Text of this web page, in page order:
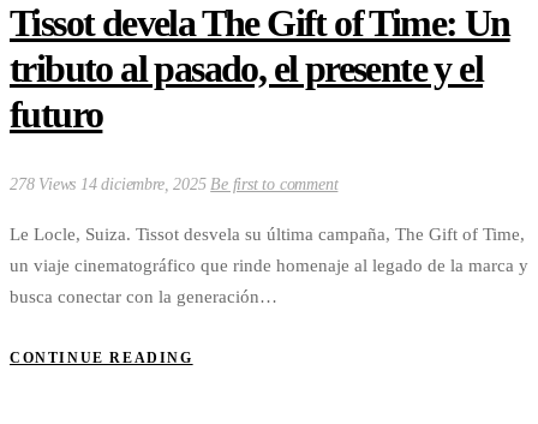
Tissot devela The Gift of Time: Un
tributo al pasado, el presente y el
futuro
278 Views 14 diciembre, 2025 Be first to comment
Le Locle, Suiza. Tissot desvela su última campaña, The Gift of Time,
un viaje cinematográfico que rinde homenaje al legado de la marca y
busca conectar con la generación…
CONTINUE READING